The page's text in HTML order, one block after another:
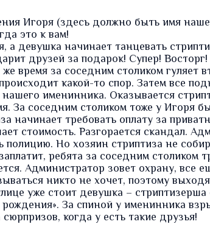
Игоря (здесь должно быть имя
это к вам!
а девушка начинает танцевать
друзей за подарок! Супер!
время за соседним столиком гуляет
какой-то спор. Затем все
именинника. Оказывается
За соседним столиком тоже у Игоря
начинает требовать оплату за
стоимость. Разгорается скандал.
полицию. Но хозяин стриптиза не
ребята за соседним столиком
Администратор зовет охрану, все
никто не хочет, поэтому
уже стоит девушка –
За спиной у именинника
когда у есть такие друзья!